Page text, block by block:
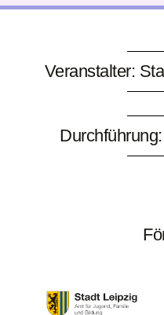
Veranstalter: